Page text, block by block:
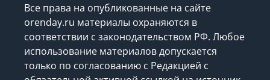
Все права на опубликованные на сайте
orenday.ru материалы охраняются в
соответствии с законодательством РФ. Любое
использование материалов допускается
только по согласованию с Редакцией с